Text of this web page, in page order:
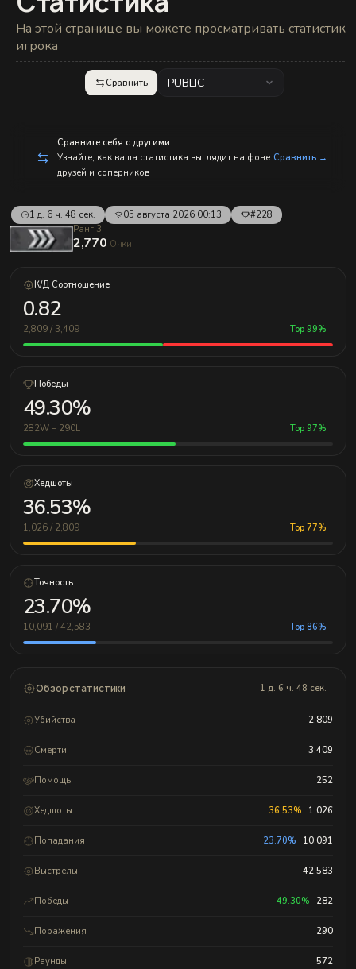
На этой странице вы можете просматривать статистику
игрока
Сравнить PUBLIC
Сравните себя с другими
Узнайте, как ваша статистика выглядит на фоне
друзей и соперников
Сравнить →
1 д. 6 ч. 48 сек. 05 августа 2026 00:13
#228
Ранг 3
2,770 Очки
К/Д Соотношение
0.82
2,809 / 3,409 Top 99%
Победы
49.30%
282W – 290L Top 97%
Хедшоты
36.53%
1,026 / 2,809 Top 77%
Точность
23.70%
10,091 / 42,583 Top 86%
Обзор статистики 1 д. 6 ч. 48 сек.
Убийства 2,809
Смерти 3,409
Помощь 252
Хедшоты 36.53% 1,026
Попадания 23.70% 10,091
Выстрелы 42,583
Победы 49.30% 282
Поражения 290
Раунды 572
с
п
р
в
л